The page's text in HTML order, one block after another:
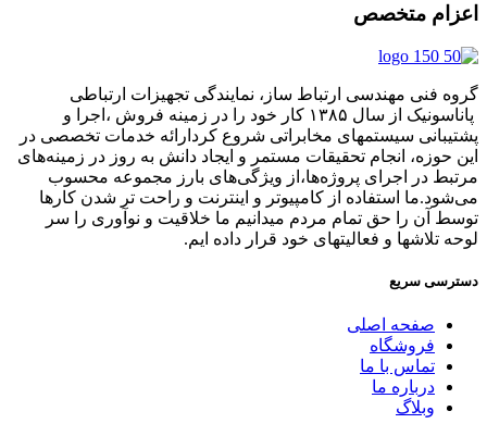
اعزام متخصص
گروه فنی مهندسی ارتباط ساز، نمایندگی تجهیزات ارتباطی
پاناسونیک از سال ۱۳۸۵ کار خود را در زمینه فروش ،اجرا و
پشتیبانی سیستمهای مخابراتی شروع کردارائه خدمات تخصصی در
این حوزه، انجام تحقیقات مستمر و ایجاد دانش به‌ روز در زمینه‌های
مرتبط در اجرای پروژه‌ها،از ویژگی‌های بارز مجموعه محسوب
می‌شود.ما استفاده از کامپیوتر و اینترنت و راحت تر شدن کارها
توسط آن را حق تمام مردم میدانیم ما خلاقیت و نوآوری را سر
لوحه تلاشها و فعالیتهای خود قرار داده ایم.
دسترسی سریع
صفحه اصلی
فروشگاه
تماس با ما
درباره ما
وبلاگ